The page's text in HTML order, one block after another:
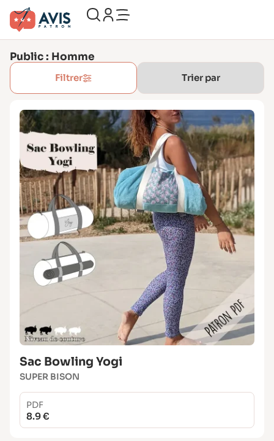
Public : Homme
Filtrer
Sac Bowling Yogi
SUPER BISON
PDF
8.9 €